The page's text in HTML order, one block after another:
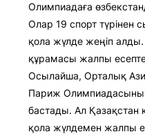
Олимпиадаға
Олар 19 спорт түрінен
қола жүлде жеңіп алды.
құрамасы жалпы
Осылайша, Орталық
Париж
бастады. Ал Қазақстан
қола жүлдемен жалпы